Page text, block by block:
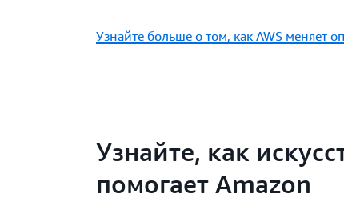
Узнайте больше о том, как AWS меняет
Узнайте, как
помогает Amazon